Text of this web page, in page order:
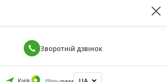
Зворотній дзвінок